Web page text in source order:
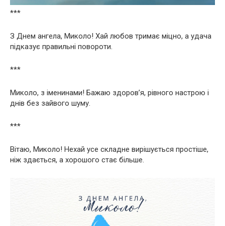
***
З Днем ангела, Миколо! Хай любов тримає міцно, а удача
підказує правильні повороти.
***
Миколо, з іменинами! Бажаю здоров’я, рівного настрою і
днів без зайвого шуму.
***
Вітаю, Миколо! Нехай усе складне вирішується простіше,
ніж здається, а хорошого стає більше.